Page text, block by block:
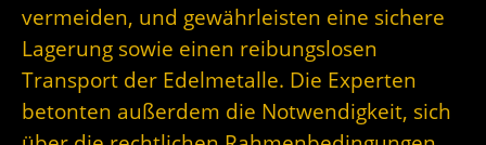
vermeiden, und gewährleisten eine sichere
Lagerung sowie einen reibungslosen
Transport der Edelmetalle. Die Experten
betonten außerdem die Notwendigkeit, sich